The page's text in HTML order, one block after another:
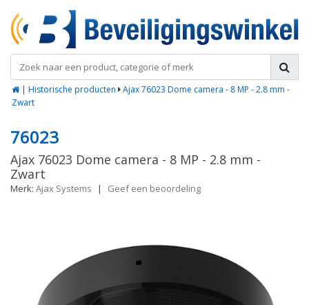
| Historische producten
Ajax 76023 Dome camera - 8 MP - 2.8 mm -
Zwart
76023
Ajax 76023 Dome camera - 8 MP - 2.8 mm -
Zwart
Merk: Ajax Systems | Geef een beoordeling